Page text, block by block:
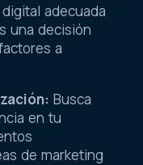
adecuada
una decisión
a
Busca
en tu
de marketing